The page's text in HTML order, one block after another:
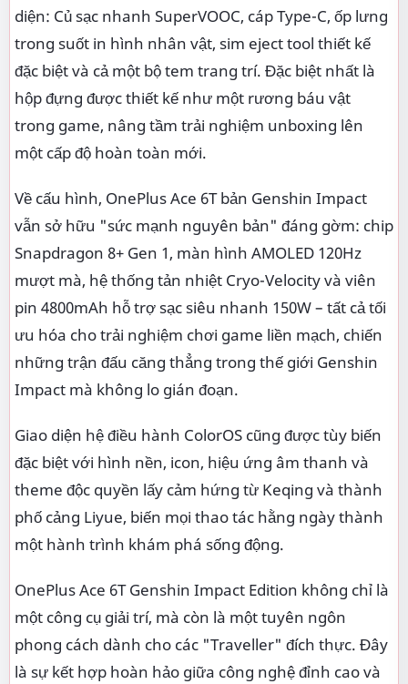
diện: Củ sạc nhanh SuperVOOC, cáp Type-C, ốp lưng
trong suốt in hình nhân vật, sim eject tool thiết kế
đặc biệt và cả một bộ tem trang trí. Đặc biệt nhất là
hộp đựng được thiết kế như một rương báu vật
trong game, nâng tầm trải nghiệm unboxing lên
một cấp độ hoàn toàn mới.
Về cấu hình, OnePlus Ace 6T bản Genshin Impact
vẫn sở hữu "sức mạnh nguyên bản" đáng gờm: chip
Snapdragon 8+ Gen 1, màn hình AMOLED 120Hz
mượt mà, hệ thống tản nhiệt Cryo-Velocity và viên
pin 4800mAh hỗ trợ sạc siêu nhanh 150W – tất cả tối
ưu hóa cho trải nghiệm chơi game liền mạch, chiến
những trận đấu căng thẳng trong thế giới Genshin
Impact mà không lo gián đoạn.
Giao diện hệ điều hành ColorOS cũng được tùy biến
đặc biệt với hình nền, icon, hiệu ứng âm thanh và
theme độc quyền lấy cảm hứng từ Keqing và thành
phố cảng Liyue, biến mọi thao tác hằng ngày thành
một hành trình khám phá sống động.
OnePlus Ace 6T Genshin Impact Edition không chỉ là
một công cụ giải trí, mà còn là một tuyên ngôn
phong cách dành cho các "Traveller" đích thực. Đây
là sự kết hợp hoàn hảo giữa công nghệ đỉnh cao và